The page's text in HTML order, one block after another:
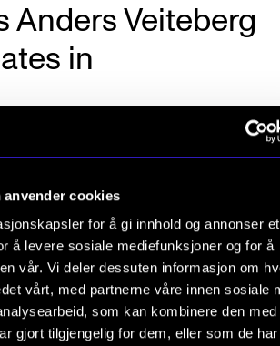
anvender cookies
for å gi innhold og annonser et
å levere sosiale mediefunksjoner og for å
vår. Vi deler dessuten informasjon om
vårt, med partnerne våre innen sosiale
som kan kombinere den med
gjort tilgjengelig for dem, eller som de
Anders Veiteberg
in